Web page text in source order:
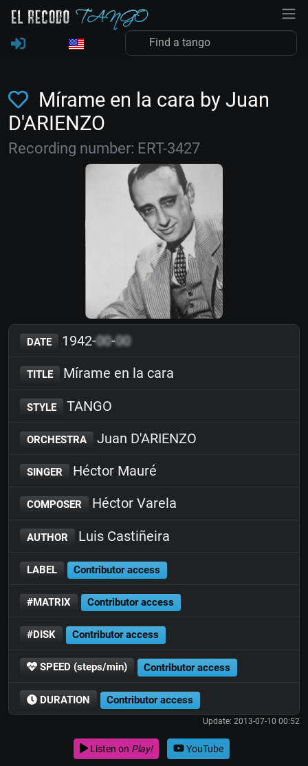
Mírame en la cara by Juan
D'ARIENZO
Recording number: ERT-3427
DATE 1942-00-00
TITLE Mírame en la cara
STYLE TANGO
ORCHESTRA Juan D'ARIENZO
SINGER Héctor Mauré
COMPOSER Héctor Varela
AUTHOR Luis Castiñeira
LABEL Contributor access
#MATRIX Contributor access
#DISK Contributor access
SPEED (steps/min) Contributor access
DURATION Contributor access
Update: 2013-07-10 00:52
Listen on Play! YouTube